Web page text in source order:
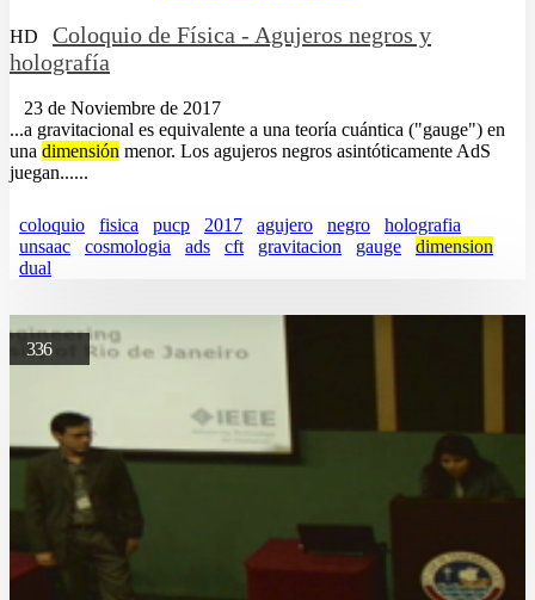
HD
Coloquio de Física - Agujeros negros y
holografía
23 de Noviembre de 2017
...a gravitacional es equivalente a una teoría cuántica ("gauge") en
una dimensión menor. Los agujeros negros asintóticamente AdS
juegan......
coloquio fisica pucp 2017 agujero negro
holografia
unsaac
cosmologia ads cft gravitacion gauge
dimension
dual
336